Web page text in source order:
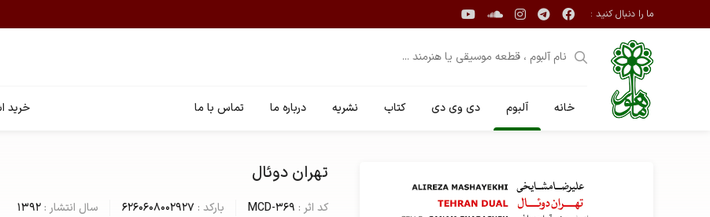
ما را دنبال کنید :
خانه آلبوم دی وی دی کتاب نشریه درباره ما تماس با ما خرید
تهران دوئال
کد اثر : MCD-369 بارکد :6260608002927 سال انتشار :1392